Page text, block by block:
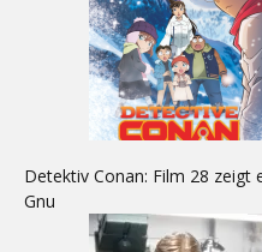
Detektiv Conan: Film 28 zeigt
Gnu